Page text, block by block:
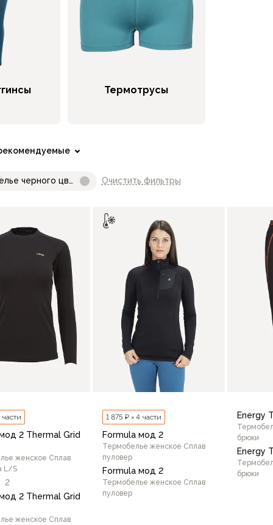
Термотрусы
черного цвета Очистить фильтры
части
2 Thermal Grid
женское Сплав
L/S
2
2 Thermal Grid
женское Сплав
1 875 ₽ × 4 части
Formula мод 2
Термобелье женское Сплав
пуловер
Formula мод 2
Термобелье женское Сплав
пуловер
Energy
брюки
Energy
брюки